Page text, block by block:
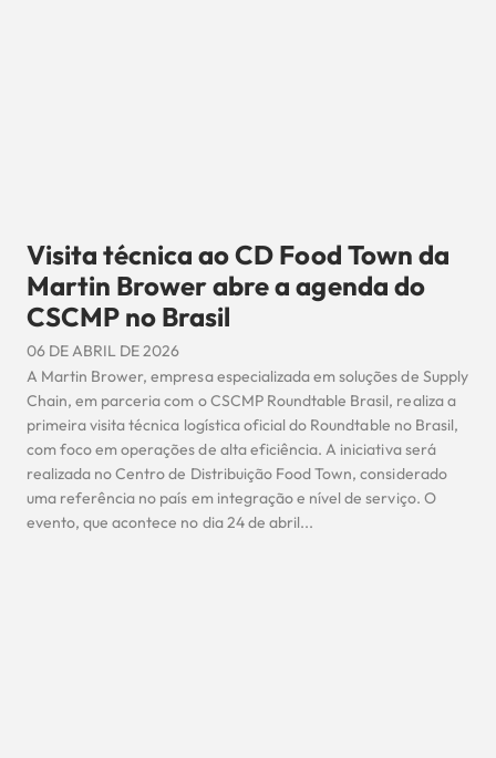
Visita técnica ao CD Food Town da
Martin Brower abre a agenda do
CSCMP no Brasil
06 DE ABRIL DE 2026
A Martin Brower, empresa especializada em soluções de Supply
Chain, em parceria com o CSCMP Roundtable Brasil, realiza a
primeira visita técnica logística oficial do Roundtable no Brasil,
com foco em operações de alta eficiência. A iniciativa será
realizada no Centro de Distribuição Food Town, considerado
uma referência no país em integração e nível de serviço. O
evento, que acontece no dia 24 de abril...